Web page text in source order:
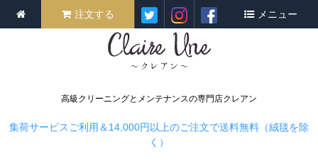
高級クリーニングとメンテナンスの専門店クレアン
注文する メニュー
集荷サービスご利用＆14,000円以上のご注文で送料無料（絨毯を除
く）